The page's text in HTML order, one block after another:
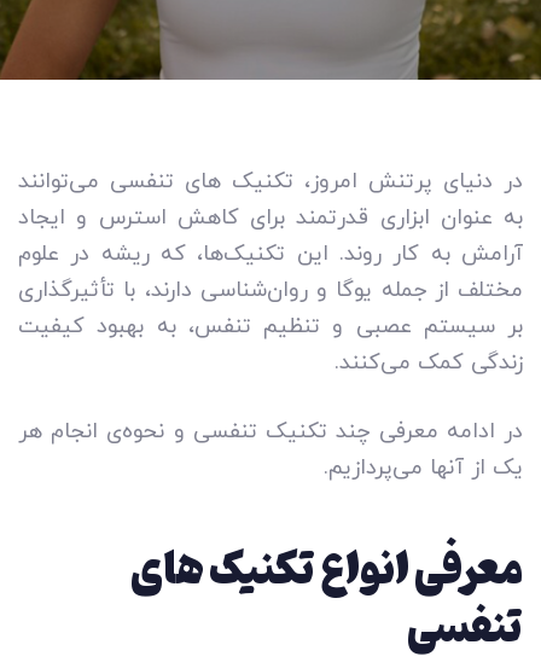
در دنیای پرتنش امروز، تکنیک های تنفسی می‌توانند
به عنوان ابزاری قدرتمند برای کاهش استرس و ایجاد
آرامش به کار روند. این تکنیک‌ها، که ریشه در علوم
مختلف از جمله یوگا و روان‌شناسی دارند، با تأثیرگذاری
بر سیستم عصبی و تنظیم تنفس، به بهبود کیفیت
زندگی کمک می‌کنند.
در ادامه معرفی چند تکنیک تنفسی و نحوه­‌ی انجام هر
یک از آن­ها می‌پردازیم.
معرفی انواع تکنیک های
تنفسی